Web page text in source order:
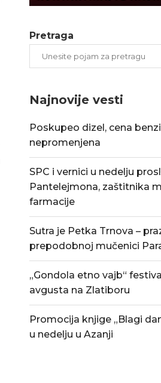
Pretraga
Najnovije vesti
Poskupeo dizel, cena
nepromenjena
SPC i vernici u nedelju
Pantelejmona, zaštitnika
farmacije
Sutra je Petka Trnova –
prepodobnoj mučenici
„Gondola etno vajb“
avgusta na Zlatiboru
Promocija knjige „Blagi
u nedelju u Azanji